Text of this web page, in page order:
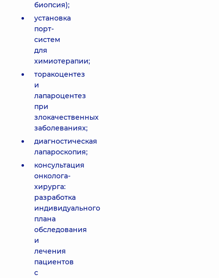
биопсия);
установка
порт-
систем
для
химиотерапии;
торакоцентез
и
лапароцентез
при
злокачественных
заболеваниях;
диагностическая
лапароскопия;
консультация
онколога-
хирурга:
разработка
индивидуального
плана
обследования
и
лечения
пациентов
с